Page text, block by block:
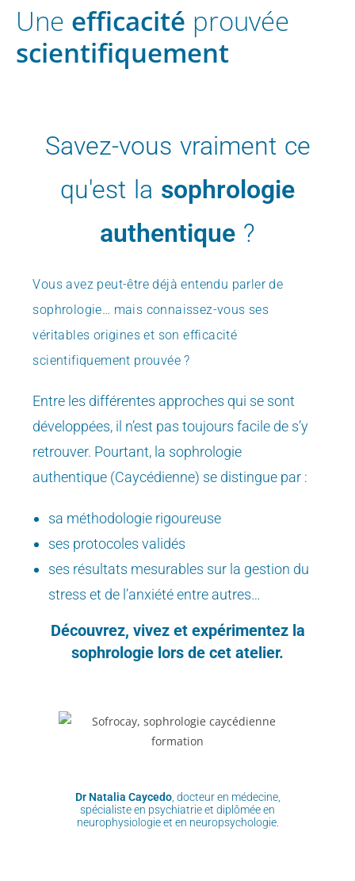
Une efficacité prouvée
scientifiquement
Savez-vous vraiment ce
qu'est la sophrologie
authentique ?
Vous avez peut-être déjà entendu parler de
sophrologie… mais connaissez-vous ses
véritables origines et son efficacité
scientifiquement prouvée ?
Entre les différentes approches qui se sont
développées, il n’est pas toujours facile de s’y
retrouver. Pourtant, la sophrologie
authentique (Caycédienne) se distingue par :
sa méthodologie rigoureuse
ses protocoles validés
ses résultats mesurables sur la gestion du
stress et de l’anxiété entre autres…
Découvrez, vivez et expérimentez la
sophrologie lors de cet atelier.
Dr Natalia Caycedo, docteur en médecine,
spécialiste en psychiatrie et diplômée en
neurophysiologie et en neuropsychologie.